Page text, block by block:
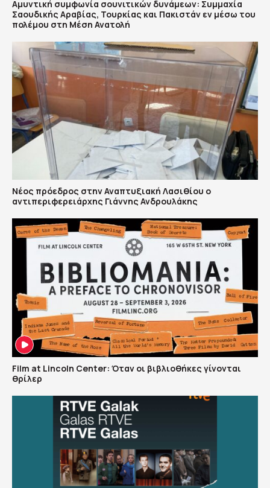
Αμυντική συμφωνία σουνιτικών δυνάμεων: Συμμαχία
Σαουδικής Αραβίας, Τουρκίας και Πακιστάν εν μέσω του
πολέμου στη Μέση Ανατολή
Νέος πρόεδρος στην Αναπτυξιακή Λασιθίου ο
αντιπεριφερειάρχης Γιάννης Ανδρουλάκης
Film at Lincoln Center: Όταν οι βιβλιοθήκες γίνονται
θρίλερ